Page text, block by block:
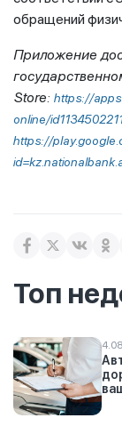
обращений
Приложение
Store: https://
online/
https://
Топ